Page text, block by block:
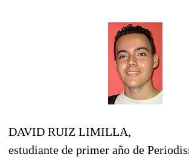
DAVID RUIZ LIMILLA,
estudiante de primer año de